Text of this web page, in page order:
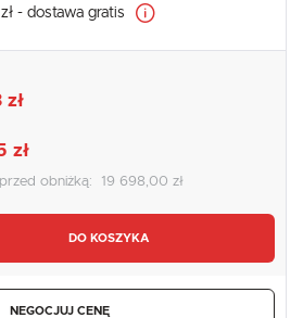
- dostawa gratis
zł
zł
obniżką: 19 698,00 zł
DO KOSZYKA
NEGOCJUJ CENĘ